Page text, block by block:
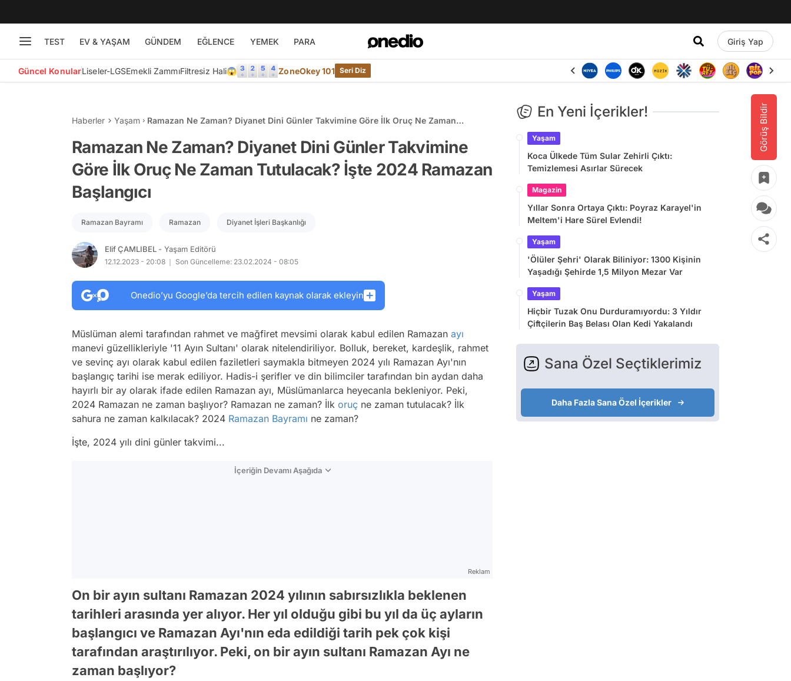
TEST EV & YAŞAM GÜNDEM EĞLENCE YEMEK PARA Giriş Yap
Güncel KonularLiseler-LGSEmekli ZammıFiltresiz Hali😱 ZoneOkey 101 Seri Diz
Görüş Bildir
Haberler Yaşam
Ramazan Ne Zaman? Diyanet Dini Günler Takvimine Göre İlk Oruç Ne Zaman
Ramazan Ne Zaman? Diyanet Dini Günler Takvimine
Göre İlk Oruç Ne Zaman Tutulacak? İşte 2024 Ramazan
Başlangıcı
Ramazan Bayramı Ramazan Diyanet İşleri Başkanlığı
Elif ÇAMLIBEL - Yaşam Editörü
12.12.2023 - 20:08 Son Güncelleme: 23.02.2024 - 08:05
Onedio’yu Google’da tercih edilen kaynak olarak ekleyin
Müslüman alemi tarafından rahmet ve mağfiret mevsimi olarak kabul edilen Ramazan ayı
manevi güzellikleriyle '11 Ayın Sultanı' olarak nitelendiriliyor. Bolluk, bereket, kardeşlik, rahmet
ve sevinç ayı olarak kabul edilen faziletleri saymakla bitmeyen 2024 yılı Ramazan Ayı'nın
başlangıç tarihi ise merak ediliyor. Hadis-i şerifler ve din bilimciler tarafından bin aydan daha
hayırlı bir ay olarak ifade edilen Ramazan ayı, Müslümanlarca heyecanla bekleniyor. Peki,
2024 Ramazan ne zaman başlıyor? Ramazan ne zaman? İlk oruç ne zaman tutulacak? İlk
sahura ne zaman kalkılacak? 2024 Ramazan Bayramı ne zaman?
İşte, 2024 yılı dini günler takvimi...
İçeriğin Devamı Aşağıda
Reklam
On bir ayın sultanı Ramazan 2024 yılının sabırsızlıkla beklenen
tarihleri arasında yer alıyor. Her yıl olduğu gibi bu yıl da üç ayların
başlangıcı ve Ramazan Ayı'nın eda edildiği tarih pek çok kişi
tarafından araştırılıyor. Peki, on bir ayın sultanı Ramazan Ayı ne
zaman başlıyor?
En Yeni İçerikler!
Yaşam
Koca Ülkede Tüm Sular Zehirli Çıktı:
Temizlemesi Asırlar Sürecek
Magazin
Yıllar Sonra Ortaya Çıktı: Poyraz Karayel'in
Meltem'i Hare Sürel Evlendi!
Yaşam
'Ölüler Şehri' Olarak Biliniyor: 1300 Kişinin
Yaşadığı Şehirde 1,5 Milyon Mezar Var
Yaşam
Hiçbir Tuzak Onu Durduramıyordu: 3 Yıldır
Çiftçilerin Baş Belası Olan Kedi Yakalandı
Sana Özel Seçtiklerimiz
Daha Fazla Sana Özel İçerikler